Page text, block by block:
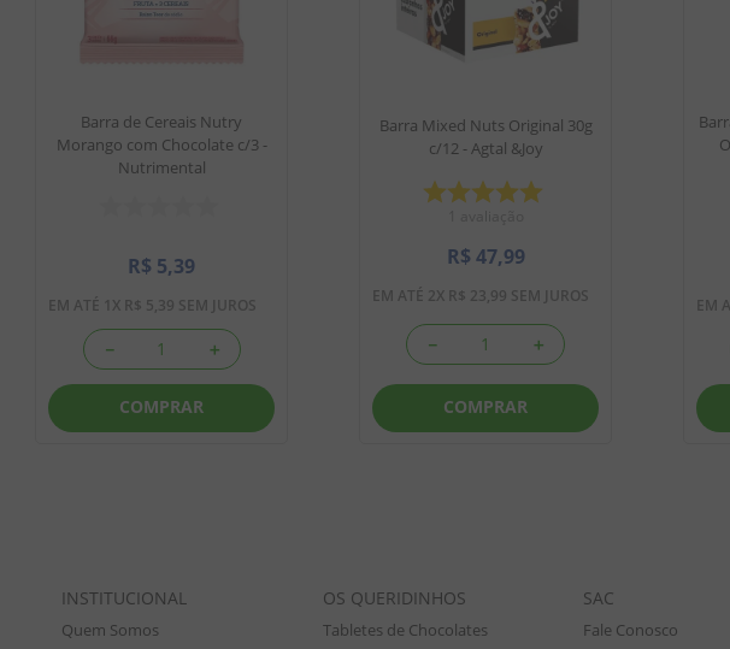
Barra de Cereais Nutry
Morango com Chocolate c/3 -
Nutrimental
R$ 5,39
EM ATÉ 1 X R$ 5,39 SEM JUROS
＋
－
COMPRAR
Barra Mixed Nuts Original 30g
c/12 - Agtal &Joy
R$ 47,99
EM ATÉ 2X R$ 23,99 SEM JUROS
＋
－
COMPRAR
EM
INSTITUCIONAL
Quem Somos
OS QUERIDINHOS
Tabletes de Chocolates
SAC
Fale Conosco